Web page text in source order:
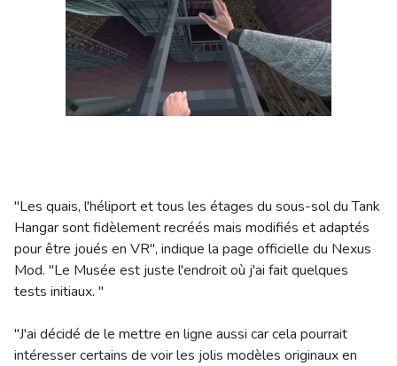
"Les quais, l'héliport et tous les étages du sous-sol du Tank
Hangar sont fidèlement recréés mais modifiés et adaptés
pour être joués en VR", indique la page officielle du Nexus
Mod. "Le Musée est juste l'endroit où j'ai fait quelques
tests initiaux. "
"J'ai décidé de le mettre en ligne aussi car cela pourrait
intéresser certains de voir les jolis modèles originaux en